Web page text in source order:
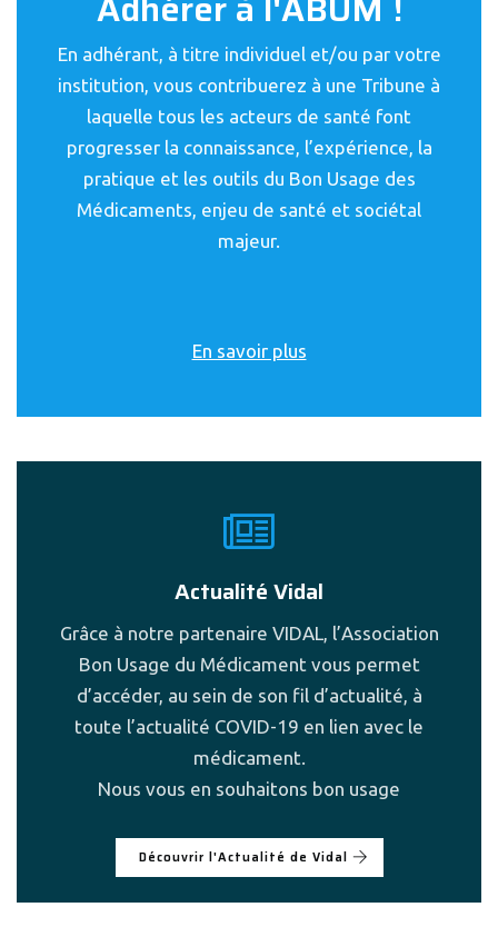
En adhérant, à titre individuel et/ou par votre
institution, vous contribuerez à une Tribune à
laquelle tous les acteurs de santé font
progresser la connaissance, l’expérience, la
pratique et les outils du Bon Usage des
Médicaments, enjeu de santé et sociétal
majeur.
En savoir plus
Actualité Vidal
Grâce à notre partenaire VIDAL, l’Association
Bon Usage du Médicament vous permet
d’accéder, au sein de son fil d’actualité, à
toute l’actualité COVID-19 en lien avec le
médicament.
Nous vous en souhaitons bon usage
Découvrir l'Actualité de Vidal